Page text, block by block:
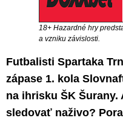
18+ Hazardné hry
a vzniku závislosti.
Futbalisti Spartaka
zápase 1. kola
na ihrisku ŠK Šurany.
sledovať naživo?